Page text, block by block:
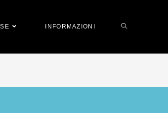
INFORMAZIONI